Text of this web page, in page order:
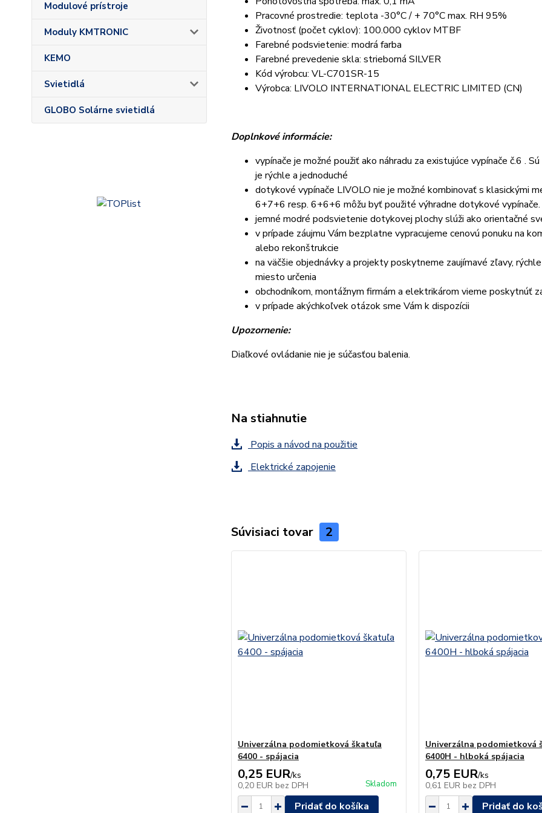
Modulové prístroje
Moduly KMTRONIC
KEMO
Svietidlá
GLOBO Solárne svietidlá
Pracovné prostredie: teplota -30°C / + 70°C max. RH 95%
Životnosť (počet cyklov): 100.000 cyklov MTBF
Farebné podsvietenie: modrá farba
Farebné prevedenie skla: strieborná SILVER
Kód výrobcu: VL-C701SR-15
Výrobca: LIVOLO INTERNATIONAL ELECTRIC LIMITED (CN)
Doplnkové informácie:
vypínače je možné použiť ako náhradu za existujúce vypínače č.6 .
je rýchle a jednoduché
dotykové vypínače LIVOLO nie je možné kombinovať s klasickými
6+7+6 resp. 6+6+6 môžu byť použité výhradne dotykové vypínače.
jemné modré podsvietenie dotykovej plochy slúži ako orientačné
v prípade záujmu Vám bezplatne vypracujeme cenovú ponuku na
alebo rekonštrukcie
na väčšie objednávky a projekty poskytneme zaujímavé zľavy,
miesto určenia
obchodníkom, montážnym firmám a elektrikárom vieme poskytnúť
v prípade akýchkoľvek otázok sme Vám k dispozícii
Upozornenie:
Diaľkové ovládanie nie je súčasťou balenia.
Na stiahnutie
Popis a návod na použitie
Elektrické zapojenie
Súvisiaci tovar 2
Univerzálna podomietková škatuľa
6400 - spájacia
0,25 EUR/ks
0,20 EUR bez DPH Skladom
Pridať do košíka
Univerzálna podomietková
6400H - hlboká spájacia
0,75 EUR/ks
0,61 EUR bez DPH
Pridať do